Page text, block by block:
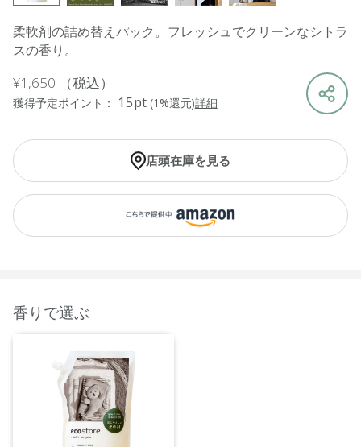
柔軟剤の詰め替えパック。フレッシュでクリーンなシトラ
スの香り。
¥1,650 （税込）
獲得予定ポイント： 15pt (1%還元)詳細
店頭在庫を見る
香りで選ぶ